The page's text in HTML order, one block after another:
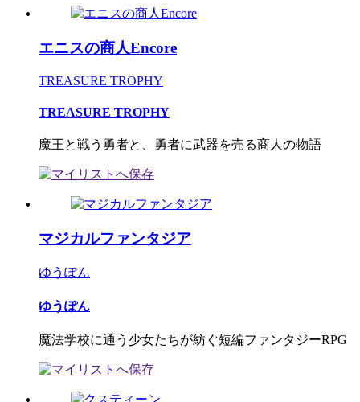
エニスの商人Encore
TREASURE TROPHY
TREASURE TROPHY
魔王と戦う勇者と、勇者に武器を売る商人の物語
マジカルファンタジア
ゆうぽん
ゆうぽん
魔法学校に通う少女たちが紡ぐ短編ファンタジーRPG